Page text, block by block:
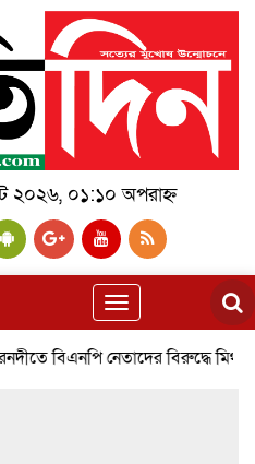
২০২৬, ০১:১০ অপরাহ্ন
Toggle
navigation
বিএনপি নেতাদের বিরুদ্ধে মিথ্যা